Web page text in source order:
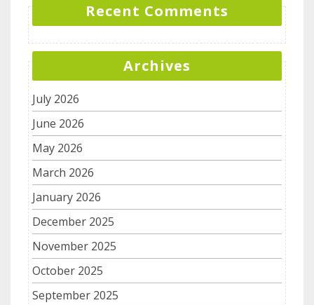
Recent Comments
Archives
July 2026
June 2026
May 2026
March 2026
January 2026
December 2025
November 2025
October 2025
September 2025